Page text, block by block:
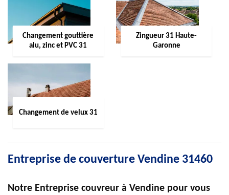
Changement gouttière
alu, zinc et PVC 31
Zingueur 31 Haute-
Garonne
Changement de velux 31
Entreprise de couverture Vendine 31460
Notre Entreprise couvreur à Vendine pour vous